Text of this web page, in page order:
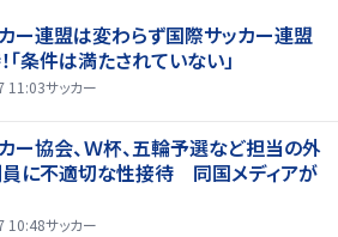
ー連盟は変わらず国際サッカー連盟
「条件は満たされていない」
11:03サッカー
ー協会、Ｗ杯、五輪予選など担当の外
に不適切な性接待 同国メディアが
10:48サッカー